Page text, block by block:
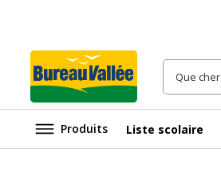
Produits Liste scolaire